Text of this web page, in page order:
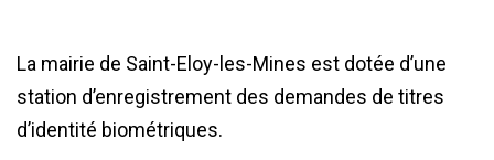
La mairie de Saint-Eloy-les-Mines est dotée d’une
station d’enregistrement des demandes de titres
d’identité biométriques.